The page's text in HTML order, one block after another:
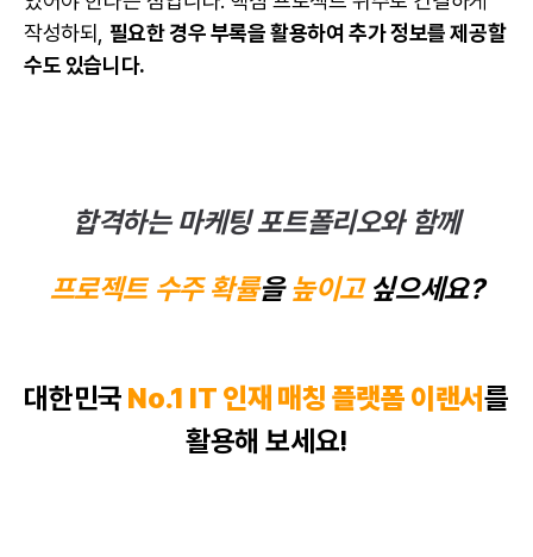
작성하되, 필요한 경우 부록을 활용하여 추가 정보를 제공할
수도 있습니다.
합격하는 마케팅 포트폴리오와 함께
프로젝트 수주 확률을높이고 싶으세요?
대한민국 No.1 IT 인재 매칭 플랫폼 이랜서를
활용해 보세요!